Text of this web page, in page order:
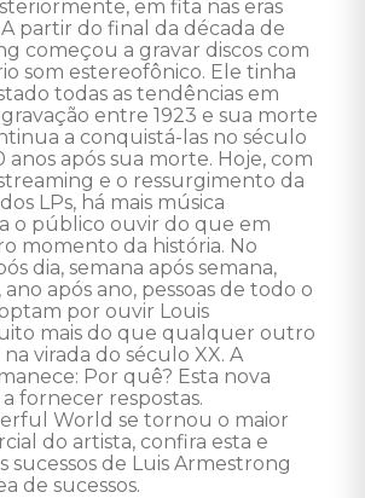
em fita nas eras
A partir do final da década de
começou a gravar discos com
som estereofônico. Ele tinha
todas as tendências em
entre 1923 e sua morte
a conquistá-las no século
anos após sua morte. Hoje, com
e o ressurgimento da
LPs, há mais música
o público ouvir do que em
momento da história. No
dia, semana após semana,
ano após ano, pessoas de todo o
por ouvir Louis
mais do que qualquer outro
virada do século XX. A
Por quê? Esta nova
fornecer respostas.
World se tornou o maior
do artista, confira esta e
sucessos de Luis Armestrong
de sucessos.